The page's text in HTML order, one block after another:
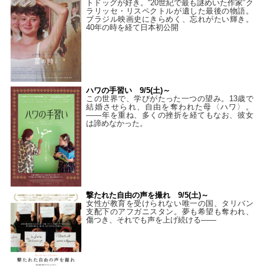
トドッグが好き。“20世紀で最も謎めいた作家”ク
ラリッセ・リスペクトルが遺した最後の物語。
ブラジル映画史にきらめく、忘れがたい輝き。
40年の時を経て⽇本初公開
ハワの手習い 9/5(土)～
この世界で、学びがたった一つの望み。13歳で
結婚させられ、自由を奪われた母〈ハワ〉。
——年を重ね、多くの挫折を経てもなお、彼女
は諦めなかった。
撃たれた自由の声を撮れ 9/5(土)～
女性が教育を受けられない唯一の国、タリバン
支配下のアフガニスタン。夢も希望も奪われ、
傷つき、それでも声を上げ続ける——